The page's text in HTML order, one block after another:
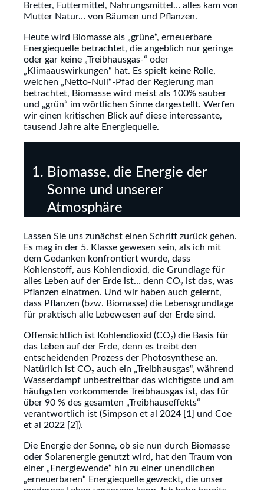
Bretter, Futtermittel, Nahrungsmittel… alles kam von
Mutter Natur… von Bäumen und Pflanzen.
Heute wird Biomasse als „grüne“, erneuerbare
Energiequelle betrachtet, die angeblich nur geringe
oder gar keine „Treibhausgas-“ oder
„Klimaauswirkungen“ hat. Es spielt keine Rolle,
welchen „Netto-Null“-Pfad der Regierung man
betrachtet, Biomasse wird meist als 100% sauber
und „grün“ im wörtlichen Sinne dargestellt. Werfen
wir einen kritischen Blick auf diese interessante,
tausend Jahre alte Energiequelle.
Biomasse, die Energie der
Sonne und unserer
Atmosphäre
Lassen Sie uns zunächst einen Schritt zurück gehen.
Es mag in der 5. Klasse gewesen sein, als ich mit
dem Gedanken konfrontiert wurde, dass
Kohlenstoff, aus Kohlendioxid, die Grundlage für
alles Leben auf der Erde ist… denn CO₂ ist das, was
Pflanzen einatmen. Und wir haben auch gelernt,
dass Pflanzen (bzw. Biomasse) die Lebensgrundlage
für praktisch alle Lebewesen auf der Erde sind.
Offensichtlich ist Kohlendioxid (CO₂) die Basis für
das Leben auf der Erde, denn es treibt den
entscheidenden Prozess der Photosynthese an.
Natürlich ist CO₂ auch ein „Treibhausgas“, während
Wasserdampf unbestreitbar das wichtigste und am
häufigsten vorkommende Treibhausgas ist, das für
über 90 % des gesamten „Treibhauseffekts“
verantwortlich ist (Simpson et al 2024 [1] und Coe
et al 2022 [2]).
Die Energie der Sonne, ob sie nun durch Biomasse
oder Solarenergie genutzt wird, hat den Traum von
einer „Energiewende“ hin zu einer unendlichen
„erneuerbaren“ Energiequelle geweckt, die unser